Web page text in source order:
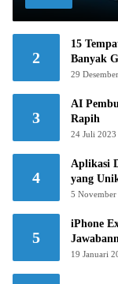
2
15
Banyak
29
3
AI
Rapih
24 Juli 2023
4
Aplikasi
yang
5 November
5
iPhone
19 Januari